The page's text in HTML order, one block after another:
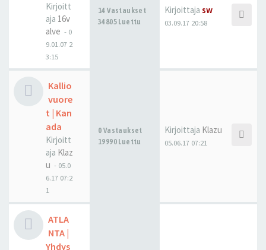
Kirjoitt
aja 16v
alve - 0
9.01.07 2
3:15
14 Vastaukset
34805 Luettu
Kirjoittaja sw
03.09.17 20:58
Kallio
vuore
t | Kan
ada
Kirjoitt
aja Klaz
u - 05.0
6.17 07:2
1
0 Vastaukset
19990 Luettu
Kirjoittaja Klazu
05.06.17 07:21
ATLA
NTA |
Yhdys